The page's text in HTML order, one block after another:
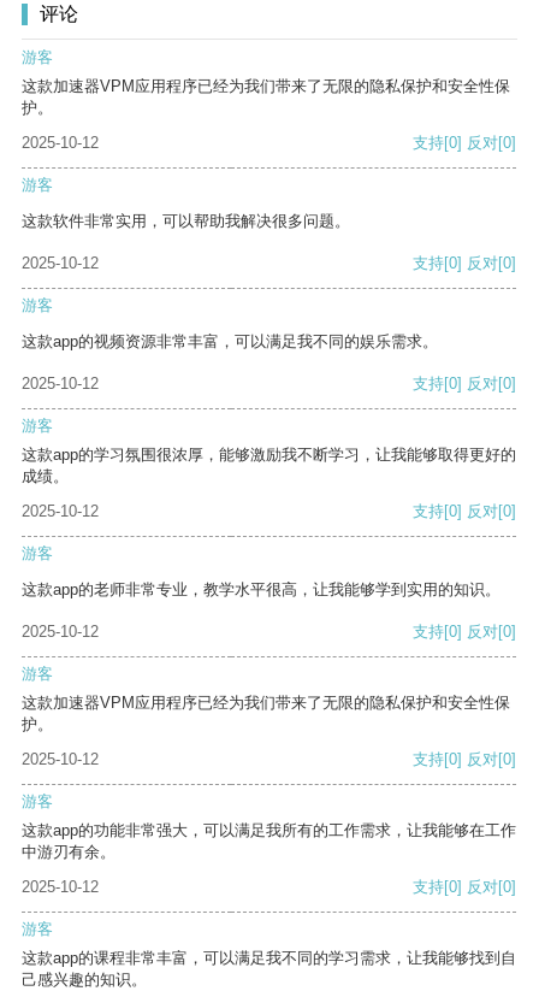
评论
游客
这款加速器VPM应用程序已经为我们带来了无限的隐私保护和安全性保
护。
2025-10-12
支持[0] 反对[0]
游客
这款软件非常实用，可以帮助我解决很多问题。
2025-10-12 支持[0] 反对[0]
游客
这款app的视频资源非常丰富，可以满足我不同的娱乐需求。
2025-10-12 支持[0] 反对[0]
游客
这款app的学习氛围很浓厚，能够激励我不断学习，让我能够取得更好的
成绩。
2025-10-12
支持[0] 反对[0]
游客
这款app的老师非常专业，教学水平很高，让我能够学到实用的知识。
2025-10-12 支持[0] 反对[0]
游客
这款加速器VPM应用程序已经为我们带来了无限的隐私保护和安全性保
护。
2025-10-12
支持[0] 反对[0]
游客
这款app的功能非常强大，可以满足我所有的工作需求，让我能够在工作
中游刃有余。
2025-10-12
支持[0] 反对[0]
游客
这款app的课程非常丰富，可以满足我不同的学习需求，让我能够找到自
己感兴趣的知识。